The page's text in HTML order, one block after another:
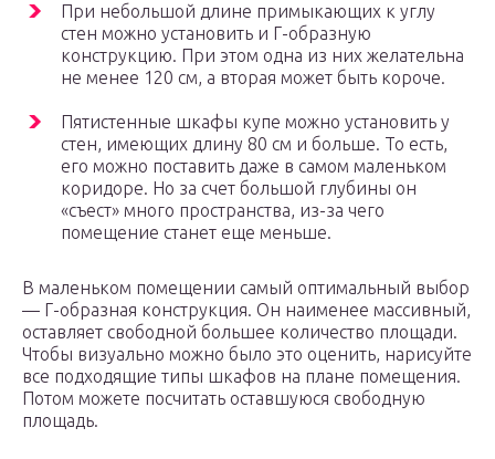
При небольшой длине примыкающих к углу
стен можно установить и Г-образную
конструкцию. При этом одна из них желательна
не менее 120 см, а вторая может быть короче.
Пятистенные шкафы купе можно установить у
стен, имеющих длину 80 см и больше. То есть,
его можно поставить даже в самом маленьком
коридоре. Но за счет большой глубины он
«съест» много пространства, из-за чего
помещение станет еще меньше.
В маленьком помещении самый оптимальный выбор
— Г-образная конструкция. Он наименее массивный,
оставляет свободной большее количество площади.
Чтобы визуально можно было это оценить, нарисуйте
все подходящие типы шкафов на плане помещения.
Потом можете посчитать оставшуюся свободную
площадь.